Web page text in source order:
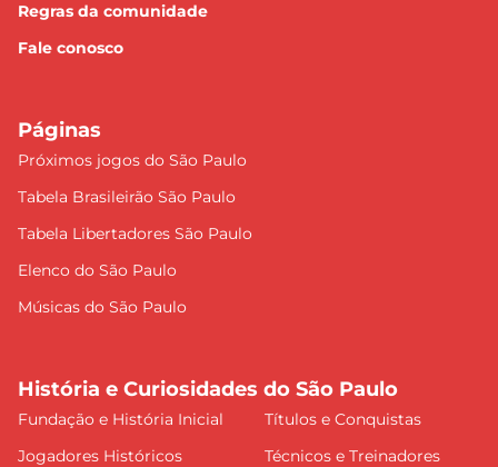
Regras da comunidade
Fale conosco
Páginas
Próximos jogos do São Paulo
Tabela Brasileirão São Paulo
Tabela Libertadores São Paulo
Elenco do São Paulo
Músicas do São Paulo
História e Curiosidades do São Paulo
Fundação e História Inicial
Títulos e Conquistas
Jogadores Históricos
Técnicos e Treinadores